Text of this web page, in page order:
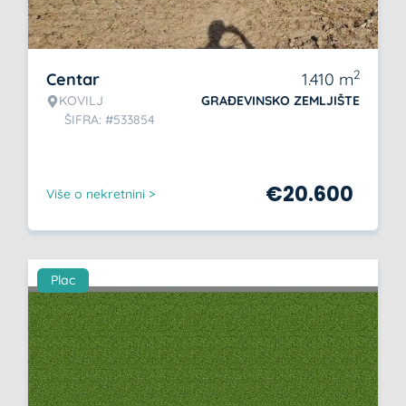
Centar
KOVILJ
ŠIFRA: #533854
1.410 m2
GRAĐEVINSKO ZEMLJIŠTE
Više o nekretnini > €20.600
Plac